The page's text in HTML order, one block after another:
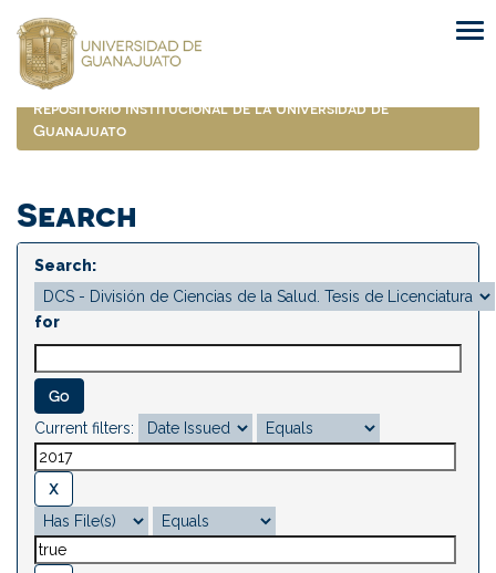
navigation
Repositorio Institucional de la Universidad de
Guanajuato
Search
Search:
for
Current filters: